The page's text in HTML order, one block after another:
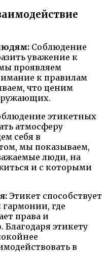
Соблюдение
уважение к
проявляем
к правилам
что ценим
этикетных
атмосферу
себя в
мы показываем,
люди, на
и с которыми
Этикет способствует
где
права и
Благодаря этикету
в